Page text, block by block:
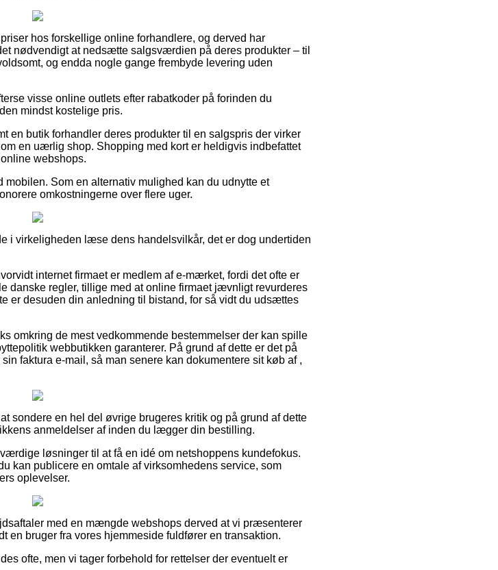
hos forskellige online forhandlere, og derved har
nødvendigt at nedsætte salgsværdien på deres produkter – til
og endda nogle gange frembyde levering uden
visse online outlets efter rabatkoder på forinden du
mindst kostelige pris.
en butik forhandler deres produkter til en salgspris der virker
en uærlig shop. Shopping med kort er heldigvis indbefattet
webshops.
Som en alternativ mulighed kan du udnytte et
omkostningerne over flere uger.
i virkeligheden læse dens handelsvilkår, det er dog undertiden
internet firmaet er medlem af e-mærket, fordi det ofte er
danske regler, tillige med at online firmaet jævnligt revurderes
er desuden din anledning til bistand, for så vidt du udsættes
omkring de mest vedkommende bestemmelser der kan spille
webbutikken garanterer. På grund af dette er det på
faktura e-mail, så man senere kan dokumentere sit køb af ,
sondere en hel del øvrige brugeres kritik og på grund af dette
anmeldelser af inden du lægger din bestilling.
løsninger til at få en idé om netshoppens kundefokus.
kan publicere en omtale af virksomhedens service, som
oplevelser.
med en mængde webshops derved at vi præsenterer
en bruger fra vores hjemmeside fuldfører en transaktion.
ofte, men vi tager forbehold for rettelser der eventuelt er